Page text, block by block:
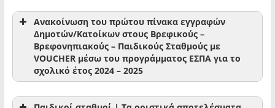
www
Κατεβάστε και δείτε την πρόσκλησηεδώ
Ανακοίνωση του πρώτου πίνακα εγγραφών
Δημοτών/Κατοίκων στους Βρεφικούς –
Βρεφονηπιακoύς – Παιδικoύς Σταθμούς με
VOUCHER μέσω του προγράμματος ΕΣΠΑ για το
σχολικό έτος 2024 – 2025